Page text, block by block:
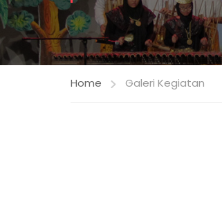
Home Galeri Kegiatan